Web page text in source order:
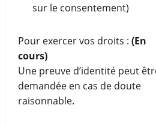
sur le consentement)
Pour exercer vos droits : (En
cours)
Une preuve d’identité peut
demandée en cas de doute
raisonnable.